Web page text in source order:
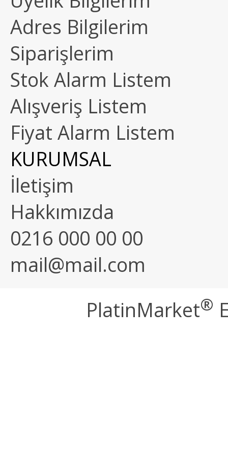
Adres Bilgilerim
Siparişlerim
Stok Alarm Listem
Alışveriş Listem
Fiyat Alarm Listem
KURUMSAL
İletişim
Hakkımızda
0216 000 00 00
mail@mail.com
PlatinMarket®